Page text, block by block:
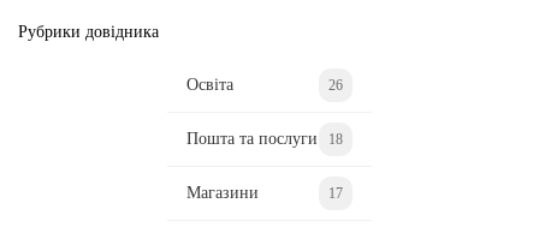
Рубрики довідника
Освіта 26
Пошта та послуги 18
Магазини 17